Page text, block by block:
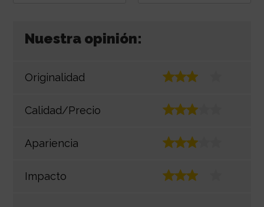
Nuestra opinión:
Originalidad
Calidad/Precio
Apariencia
Impacto